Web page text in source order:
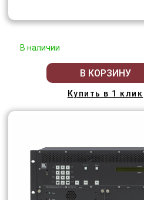
В наличии
В КОРЗИНУ
Купить в 1 клик